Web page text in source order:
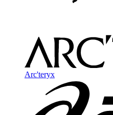
Arc'teryx